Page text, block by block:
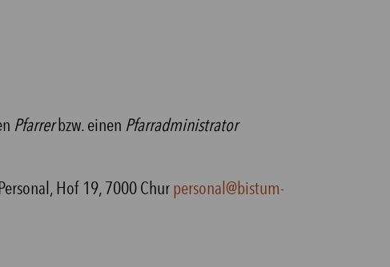
Pfarrerbzw. einen Pfarradministrator
Hof 19, 7000 Churpersonal@bistum-